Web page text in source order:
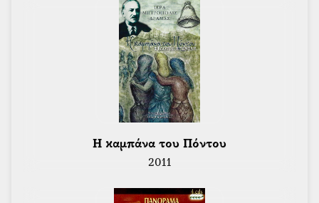
Η καμπάνα του Πόντου
2011